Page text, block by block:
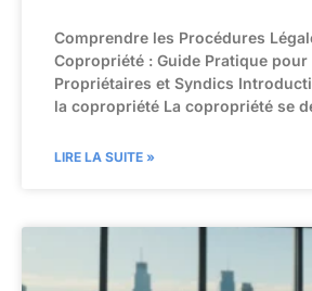
Comprendre les Procédures
Copropriété : Guide Pratique pour
Propriétaires et Syndics
la copropriété La copropriété se
LIRE LA SUITE »